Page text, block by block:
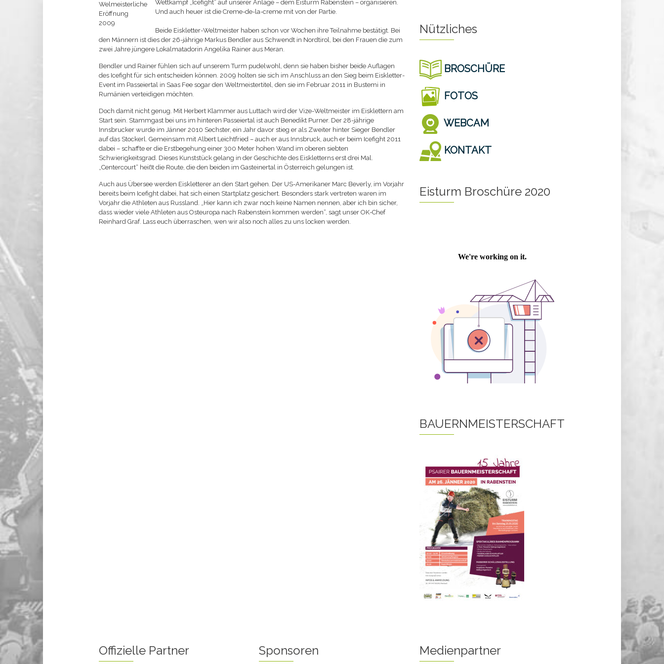
Wettkampf „Icefight“ auf unserer Anlage – dem Eisturm Rabenstein – organisieren.
Und auch heuer ist die Creme-de-la-creme mit von der Partie.
Beide Eiskletter-Weltmeister haben schon vor Wochen ihre Teilnahme bestätigt. Bei
den Männern ist dies der 26-jährige Markus Bendler aus Schwendt in Nordtirol, bei den Frauen die zum
zwei Jahre jüngere Lokalmatadorin Angelika Rainer aus Meran.
Bendler und Rainer fühlen sich auf unserem Turm pudelwohl, denn sie haben bisher beide Auflagen
des Icefight für sich entscheiden können. 2009 holten sie sich im Anschluss an den Sieg beim Eiskletter-
Event im Passeiertal in Saas Fee sogar den Weltmeistertitel, den sie im Februar 2011 in Bustemi in
Rumänien verteidigen möchten.
Doch damit nicht genug. Mit Herbert Klammer aus Luttach wird der Vize-Weltmeister im Eisklettern am
Start sein. Stammgast bei uns im hinteren Passeiertal ist auch Benedikt Purner. Der 28-jährige
Innsbrucker wurde im Jänner 2010 Sechster, ein Jahr davor stieg er als Zweiter hinter Sieger Bendler
auf das Stockerl. Gemeinsam mit Albert Leichtfried – auch er aus Innsbruck, auch er beim Icefight 2011
dabei – schaffte er die Erstbegehung einer 300 Meter hohen Wand im oberen siebten
Schwierigkeitsgrad. Dieses Kunststück gelang in der Geschichte des Eiskletterns erst drei Mal.
„Centercourt“ heißt die Route, die den beiden im Gasteinertal in Österreich gelungen ist.
Auch aus Übersee werden Eiskletterer an den Start gehen. Der US-Amerikaner Marc Beverly, im Vorjahr
bereits beim Icefight dabei, hat sich einen Startplatz gesichert. Besonders stark vertreten waren im
Vorjahr die Athleten aus Russland. „Hier kann ich zwar noch keine Namen nennen, aber ich bin sicher,
dass wieder viele Athleten aus Osteuropa nach Rabenstein kommen werden“, sagt unser OK-Chef
Reinhard Graf. Lass euch überraschen, wen wir also noch alles zu uns locken werden.
Nützliches
BROSCHÜRE
FOTOS
WEBCAM
KONTAKT
Eisturm Broschüre 2020
BAUERNMEISTERSCHAFT
Offizielle Partner Sponsoren Medienpartner